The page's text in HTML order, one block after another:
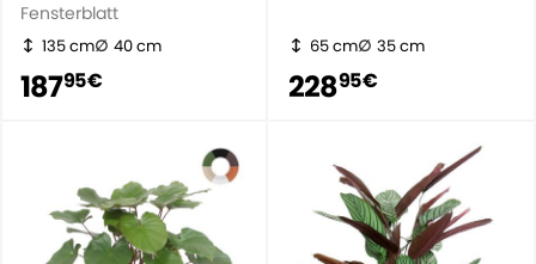
Fensterblatt
135 cm 40 cm
18795 €
65 cm 35 cm
22895 €